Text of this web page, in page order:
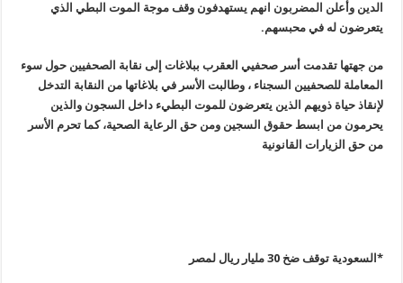
الدين وأعلن المضربون انهم يستهدفون وقف موجة الموت البطي الذي
يتعرضون له في محبسهم.
من جهتها تقدمت أسر صحفيي العقرب ببلاغات إلى نقابة الصحفيين حول سوء
المعاملة للصحفيين السجناء ، وطالبت الأسر في بلاغاتها من النقابة التدخل
لإنقاذ حياة ذويهم الذين يتعرضون للموت البطيء داخل السجون والذين
يحرمون من ابسط حقوق السجين ومن حق الرعاية الصحية، كما تحرم الأسر
من حق الزيارات القانونية
*السعودية توقف ضخ 30 مليار ريال لمصر